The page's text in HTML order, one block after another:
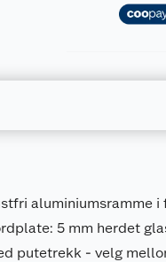
aluminiumsramme
5 mm herdet
putetrekk - velg